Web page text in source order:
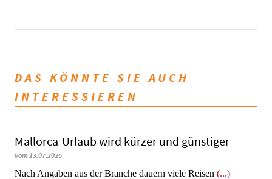
DAS KÖNNTE SIE AUCH
INTERESSIEREN
Mallorca-Urlaub wird kürzer und günstiger
vom 13.07.2026
Nach Angaben aus der Branche dauern viele Reisen (...)